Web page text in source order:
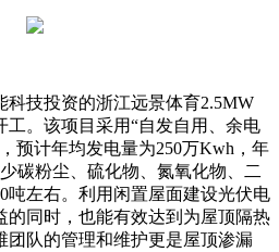
科技投资的浙江远景体育2.5MW
。该项目采用“自发自用、余电
预计年均发电量为250万Kwh，年
碳粉尘、硫化物、氮氧化物、二
吨左右。利用闲置屋面建设光伏电
的同时，也能有效达到为屋顶隔热
团队的管理和维护更是屋顶渗漏